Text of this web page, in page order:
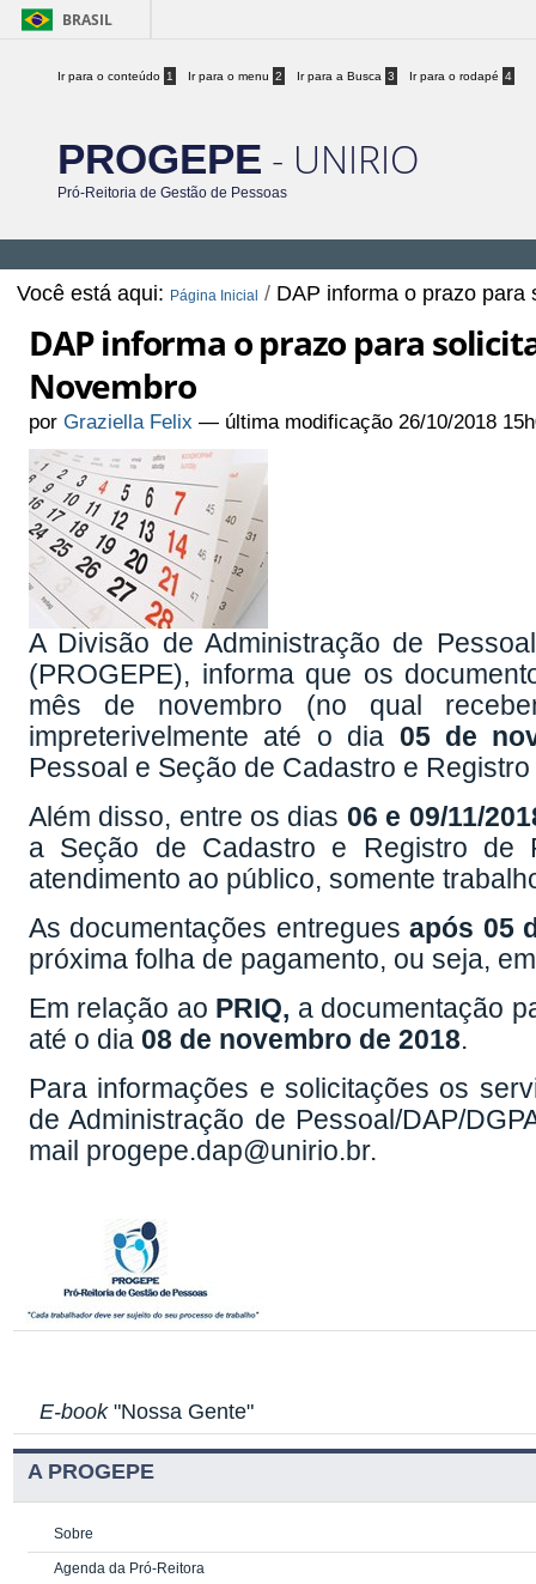
BRASIL
Ir para o conteúdo 1 Ir para o menu 2 Ir para a Busca 3 Ir para o rodapé 4
PROGEPE - UNIRIO
Pró-Reitoria de Gestão de Pessoas
Você está aqui: Página Inicial / DAP informa o prazo para
DAP informa o prazo para
Novembro
porGraziella Felix — última modificação 26/10/2018
A Divisão de Administração de
(PROGEPE), informa que os
mês de novembro (no qual
impreterivelmente até o dia 05 de
Pessoal e Seção de Cadastro e
Além disso, entre os dias 06 e 09/11/
a Seção de Cadastro e Registro de
atendimento ao público, somente
As documentações entreguesapós 05
próxima folha de pagamento, ou seja,
Em relação ao PRIQ, a documentação
até o dia 08 de novembro de 2018.
Para informações e solicitações os
de Administração de Pessoal/DAP/
mail progepe.dap@unirio.br.
E-book"Nossa Gente"
A PROGEPE
Sobre
Agenda da Pró-Reitora